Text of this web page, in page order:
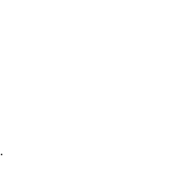
. يمكنك القيام بالكثير من الإجراءات دون الحاجة للذهاب إلى المكان.